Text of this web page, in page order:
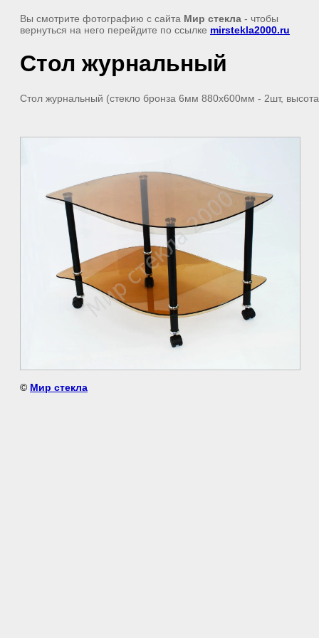
Вы смотрите фотографию с сайта Мир стекла - чтобы
вернуться на него перейдите по ссылке mirstekla2000.ru
Стол журнальный
Стол журнальный (стекло бронза 6мм 880х600мм - 2шт,
© Мир стекла